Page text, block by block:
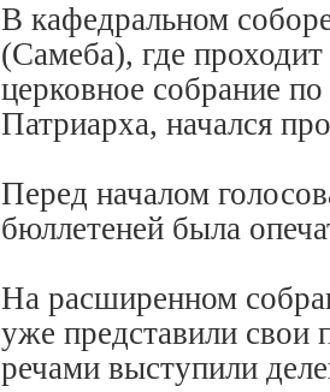
В кафедральном
(Самеба), где
церковное собрание
Патриарха, начался
Перед началом
бюллетеней была
На расширенном
уже представили свои
речами выступили